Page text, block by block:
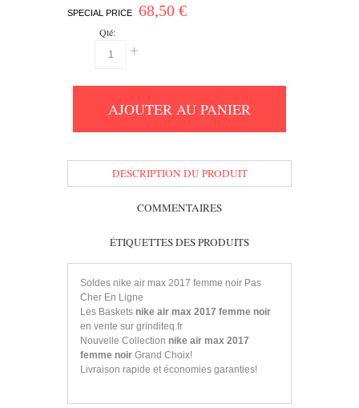
SPECIAL PRICE 68,50 €
Qté:
AJOUTER AU PANIER
DESCRIPTION DU PRODUIT
COMMENTAIRES
ÉTIQUETTES DES PRODUITS
Soldes nike air max 2017 femme noir Pas
Cher En Ligne
Les Baskets nike air max 2017 femme noir
en vente sur grinditeq.fr
Nouvelle Collection nike air max 2017
femme noir Grand Choix!
Livraison rapide et économies garanties!